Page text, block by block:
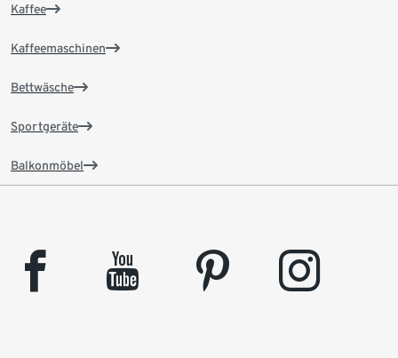
Kaffee
Kaffeemaschinen
Bettwäsche
Sportgeräte
Balkonmöbel
facebook youtube pinterest instagram